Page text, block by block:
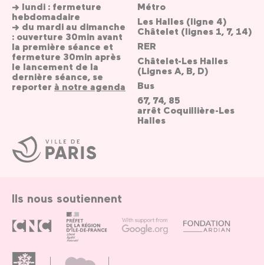
Ville
de
Paris
→ lundi : fermeture
hebdomadaire
→ du mardi au dimanche
: ouverture 30min avant
la première séance et
fermeture 30min après
le lancement de la
dernière séance, se
reporter à notre agenda
Métro
Les Halles (ligne 4)
Châtelet (lignes 1, 7, 14)
RER
Châtelet-Les Halles
(Lignes A, B, D)
Bus
67, 74, 85
arrêt Coquillière-Les
Halles
Ils nous soutiennent